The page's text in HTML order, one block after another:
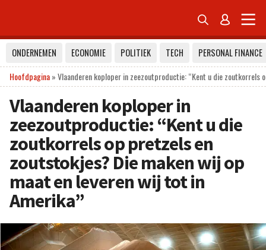
 
ONDERNEMEN ECONOMIE POLITIEK TECH
PERSONAL FINANCE
Hoofdpagina»Vlaanderen koploper in zeezoutproductie: “Kent u die
Vlaanderen koploper in
zeezoutproductie: “Kent u die
zoutkorrels op pretzels en
zoutstokjes? Die maken wij op
maat en leveren wij tot in
Amerika”